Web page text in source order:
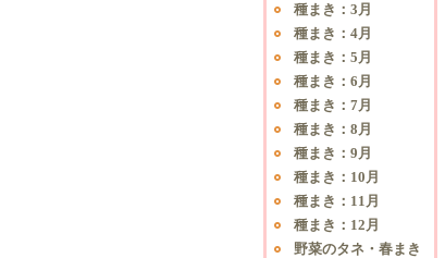
種まき：3月
種まき：4月
種まき：5月
種まき：6月
種まき：7月
種まき：8月
種まき：9月
種まき：10月
種まき：11月
種まき：12月
野菜のタネ・春まき